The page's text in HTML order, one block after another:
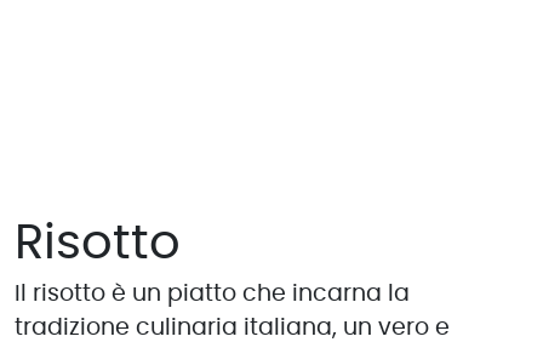
Risotto
Il risotto è un piatto che incarna la
tradizione culinaria italiana, un vero e